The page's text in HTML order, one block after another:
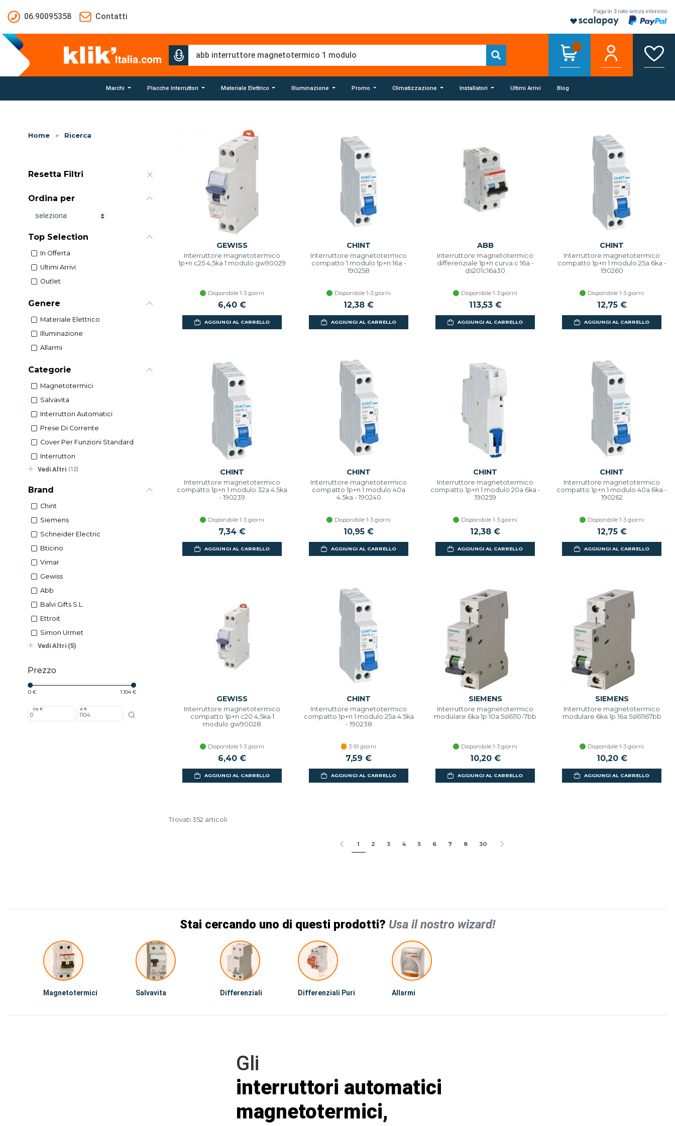
06.90095358
Contatti
Marchi Placche Interruttori Materiale Elettrico Illuminazione Promo Climatizzazione Installatori Ultimi Arrivi Blog
Home > Ricerca
Resetta Filtri
Ordina per
Ordina per
Top Selection
In Offerta
Ultimi Arrivi
Outlet
Genere
Materiale Elettrico
Illuminazione
Allarmi
Categorie
Magnetotermici
Salvavita
Interruttori Automatici
Prese Di Corrente
Cover Per Funzioni Standard
Interruttori
Vedi Altri (12)
Brand
Chint
Siemens
Schneider Electric
Bticino
Vimar
Gewiss
Abb
Balvi Gifts S.l.
Ettroit
Simon Urmet
Vedi Altri (5)
Prezzo
0 € 1.104 €
Da € A €
GEWISS
Interruttore magnetotermico
1p+n c25 4,5ka 1 modulo gw90029
Disponibile 1-3 giorni
6,40 €
AGGIUNGI AL CARRELLO
CHINT
Interruttore magnetotermico
compatto 1 modulo 1p+n 16a -
190258
Disponibile 1-3 giorni
12,38 €
AGGIUNGI AL CARRELLO
ABB
Interruttore magnetotermico
differenziale 1p+n curva c 16a -
ds201c16a30
Disponibile 1-3 giorni
113,53 €
AGGIUNGI AL CARRELLO
CHINT
Interruttore magnetotermico
compatto 1p+n 1 modulo 25a 6ka -
190260
Disponibile 1-3 giorni
12,75 €
AGGIUNGI AL CARRELLO
CHINT
Interruttore magnetotermico
compatto 1p+n 1 modulo 32a 4.5ka
- 190239
Disponibile 1-3 giorni
7,34 €
AGGIUNGI AL CARRELLO
CHINT
Interruttore magnetotermico
compatto 1p+n 1 modulo 40a
4.5ka - 190240
Disponibile 1-3 giorni
10,95 €
AGGIUNGI AL CARRELLO
CHINT
Interruttore magnetotermico
compatto 1p+n 1 modulo 20a 6ka -
190259
Disponibile 1-3 giorni
12,38 €
AGGIUNGI AL CARRELLO
CHINT
Interruttore magnetotermico
compatto 1p+n 1 modulo 40a 6ka -
190262
Disponibile 1-3 giorni
12,75 €
AGGIUNGI AL CARRELLO
GEWISS
Interruttore magnetotermico
compatto 1p+n c20 4,5ka 1
modulo gw90028
Disponibile 1-3 giorni
6,40 €
AGGIUNGI AL CARRELLO
CHINT
Interruttore magnetotermico
compatto 1p+n 1 modulo 25a 4.5ka
- 190238
3-10 giorni
7,59 €
AGGIUNGI AL CARRELLO
SIEMENS
Interruttore magnetotermico
modulare 6ka 1p 10a 5sl6110-7bb
Disponibile 1-3 giorni
10,20 €
AGGIUNGI AL CARRELLO
SIEMENS
Interruttore magnetotermico
modulare 6ka 1p 16a 5sl61167bb
Disponibile 1-3 giorni
10,20 €
AGGIUNGI AL CARRELLO
Trovati 352 articoli
1 2 3 4 5 6 7 8 30
Stai cercando uno di questi prodotti? Usa il nostro wizard!
Magnetotermici Salvavita Differenziali Differenziali Puri Allarmi
Gli
interruttori automatici
magnetotermici,